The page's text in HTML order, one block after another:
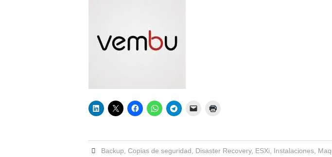
Backup ,Copias de seguridad Disaster Recovery, ESXi Instalaciones